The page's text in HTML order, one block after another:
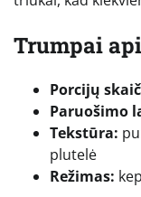
Trumpai
Porcijų
Paruošimo
Tekstūra:
plutelė
Režimas: